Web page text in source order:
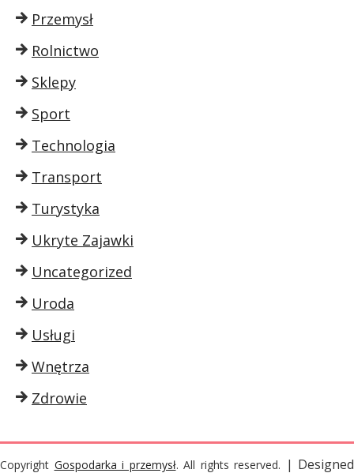
Przemysł
Rolnictwo
Sklepy
Sport
Technologia
Transport
Turystyka
Ukryte Zajawki
Uncategorized
Uroda
Usługi
Wnętrza
Zdrowie
Copyright Gospodarka i przemysł. All rights reserved. | Designed